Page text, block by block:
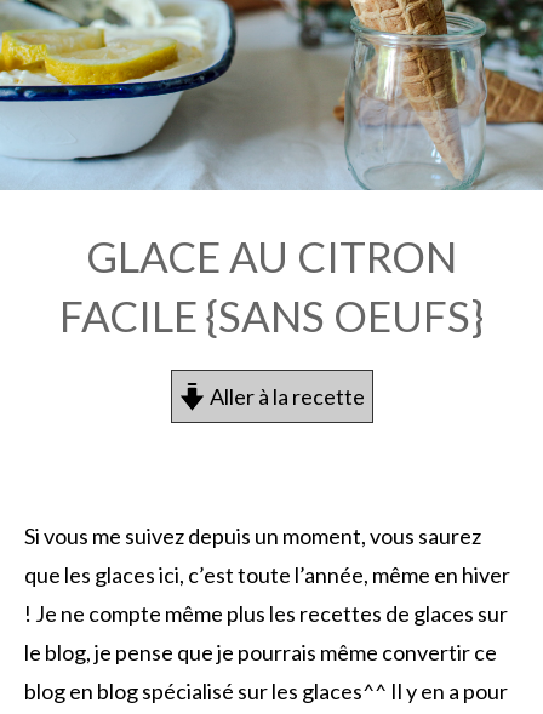
GLACE AU CITRON
FACILE {SANS OEUFS}
Aller à la recette
Si vous me suivez depuis un moment, vous saurez
que les glaces ici, c’est toute l’année, même en hiver
! Je ne compte même plus les recettes de glaces sur
le blog, je pense que je pourrais même convertir ce
blog en blog spécialisé sur les glaces^^ Il y en a pour